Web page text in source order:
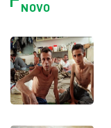
NOVO